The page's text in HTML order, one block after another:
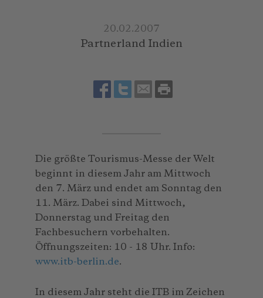
20.02.2007
Partnerland Indien
Die größte Tourismus-Messe der Welt
beginnt in diesem Jahr am Mittwoch
den 7. März und endet am Sonntag den
11. März. Dabei sind Mittwoch,
Donnerstag und Freitag den
Fachbesuchern vorbehalten.
Öffnungszeiten: 10 - 18 Uhr. Info:
www.itb-berlin.de.
In diesem Jahr steht die ITB im Zeichen